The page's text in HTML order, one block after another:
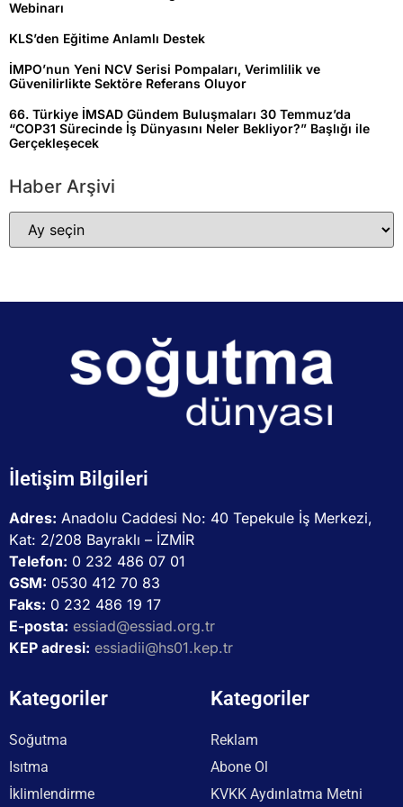
Webinarı
KLS’den Eğitime Anlamlı Destek
İMPO’nun Yeni NCV Serisi Pompaları, Verimlilik ve
Güvenilirlikte Sektöre Referans Oluyor
66. Türkiye İMSAD Gündem Buluşmaları 30 Temmuz’da
“COP31 Sürecinde İş Dünyasını Neler Bekliyor?” Başlığı ile
Gerçekleşecek
Haber Arşivi
İletişim Bilgileri
Adres: Anadolu Caddesi No: 40 Tepekule İş Merkezi,
Kat: 2/208 Bayraklı – İZMİR
Telefon: 0 232 486 07 01
GSM: 0530 412 70 83
Faks: 0 232 486 19 17
E-posta: essiad@essiad.org.tr
KEP adresi: essiadii@hs01.kep.tr
Kategoriler
Soğutma
Isıtma
İklimlendirme
Kategoriler
Reklam
Abone Ol
KVKK Aydınlatma Metni